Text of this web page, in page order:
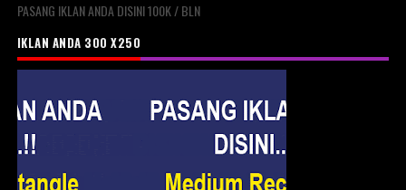
PASANG IKLAN ANDA DISINI 100K / BLN
IKLAN ANDA 300 X250